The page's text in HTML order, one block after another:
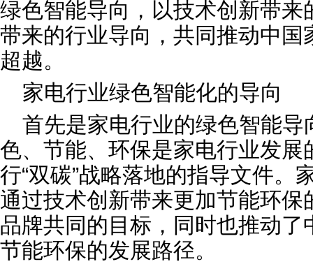
绿色智能导向，以技术创新带
带来的行业导向，共同推动中
超越。
家电行业绿色智能化的导向
首先是家电行业的绿色智能
色、节能、环保是家电行业发展
行“双碳”战略落地的指导文件。
通过技术创新带来更加节能环
品牌共同的目标，同时也推动
节能环保的发展路径。